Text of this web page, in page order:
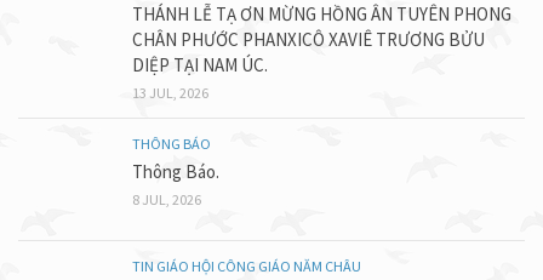
THÁNH LỄ TẠ ƠN MỪNG HỒNG ÂN TUYÊN PHONG
CHÂN PHƯỚC PHANXICÔ XAVIÊ TRƯƠNG BỬU
DIỆP TẠI NAM ÚC.
13 JUL, 2026
THÔNG BÁO
Thông Báo.
8 JUL, 2026
TIN GIÁO HỘI CÔNG GIÁO NĂM CHÂU